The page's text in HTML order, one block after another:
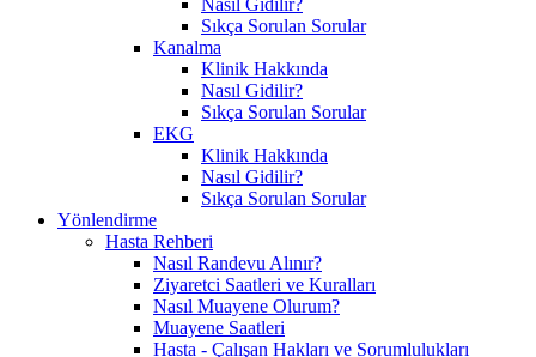
Sıkça Sorulan Sorular
Kanalma
Klinik Hakkında
Nasıl Gidilir?
Sıkça Sorulan Sorular
EKG
Klinik Hakkında
Nasıl Gidilir?
Sıkça Sorulan Sorular
Yönlendirme
Hasta Rehberi
Nasıl Randevu Alınır?
Ziyaretci Saatleri ve Kuralları
Nasıl Muayene Olurum?
Muayene Saatleri
Hasta - Çalışan Hakları ve Sorumlulukları